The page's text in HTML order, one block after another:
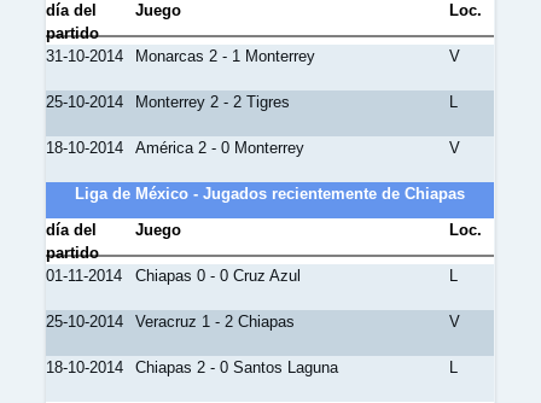
día del
partido
Juego Loc.
31-10-2014 Monarcas 2 - 1 Monterrey V
25-10-2014 Monterrey 2 - 2 Tigres L
18-10-2014 América 2 - 0 Monterrey V
Liga de México - Jugados recientemente de Chiapas
día del
partido
Juego Loc.
01-11-2014 Chiapas 0 - 0 Cruz Azul L
25-10-2014 Veracruz 1 - 2 Chiapas V
18-10-2014 Chiapas 2 - 0 Santos Laguna L